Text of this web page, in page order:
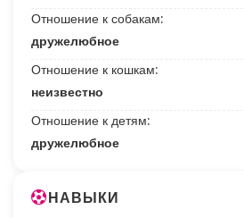
Отношение к собакам:
дружелюбное
Отношение к кошкам:
неизвестно
Отношение к детям:
дружелюбное
НАВЫКИ